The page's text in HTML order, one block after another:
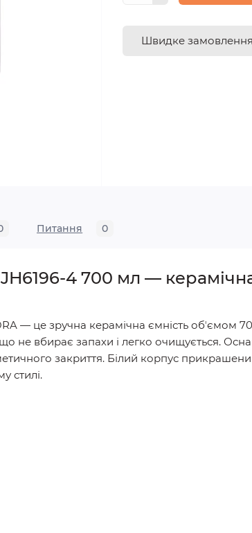
Швидке замовлення
Питання 0
JH6196-4 700 мл —
— це зручна керамічна ємність обʼємом
не вбирає запахи і легко очищується.
закриття. Білий корпус
стилі.